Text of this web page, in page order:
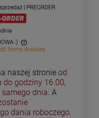
naszej stronie od
do godziny 16.00,
samego dnia. A
dania roboczego.